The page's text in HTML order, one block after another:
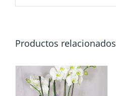
Productos relacionados